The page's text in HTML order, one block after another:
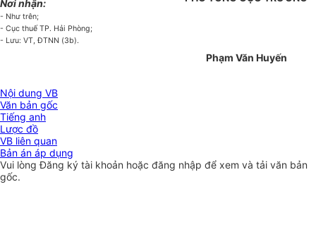
Nơi nhận:
- Như trên;
- Cục thuế TP. Hải Phòng;
- Lưu: VT, ĐTNN (3b).
Phạm Văn Huyến
Nội dung VB
Văn bản gốc
Tiếng anh
Lược đồ
VB liên quan
Bản án áp dụng
Vui lòngĐăng ký tài khoản hoặc đăng nhập để xem và tải văn bản
gốc.